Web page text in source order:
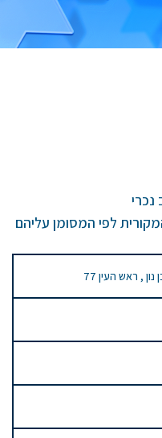
נכרי
לפי המסומן עליהם